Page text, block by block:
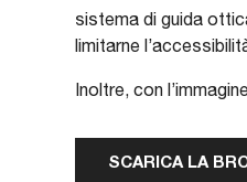
sistema di guida
limitarne
Inoltre, con
SCARICA LA